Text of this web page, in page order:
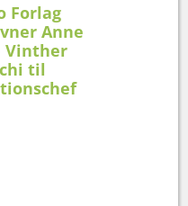
Forlag
Anne
Vinther
til